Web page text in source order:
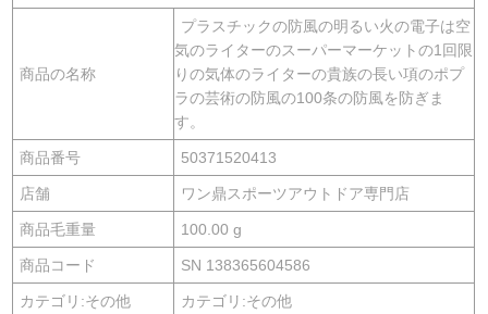
商品の名称
プラスチックの防風の明るい火の電子は空
気のライターのスーパーマーケットの1回限
りの気体のライターの貴族の長い項のポプ
ラの芸術の防風の100条の防風を防ぎま
す。
商品番号 50371520413
店舗 ワン鼎スポーツアウトドア専門店
商品毛重量 100.00 g
商品コード SN 138365604586
カテゴリ:その他 カテゴリ:その他